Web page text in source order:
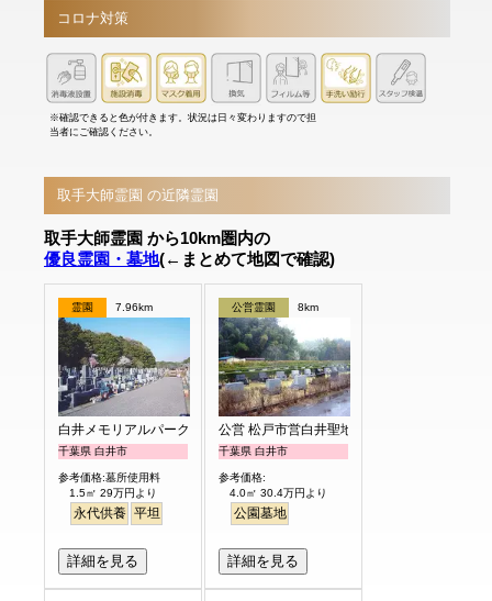
コロナ対策
※確認できると色が付きます。状況は日々変わりますので担
当者にご確認ください。
取手大師霊園 の近隣霊園
取手大師霊園 から10km圏内の
優良霊園・墓地(←まとめて地図で確認)
霊園 7.96km
白井メモリアルパーク
千葉県 白井市
参考価格:墓所使用料
1.5㎡ 29万円より
永代供養 平坦
詳細を見る
公営霊園 8km
公営 松戸市営白井聖地公園
千葉県 白井市
参考価格:
4.0㎡ 30.4万円より
公園墓地
詳細を見る